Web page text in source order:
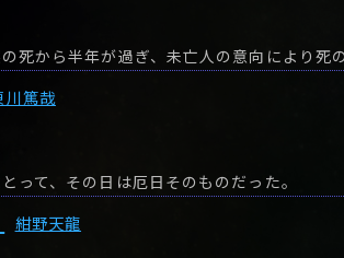
川篤哉
って、その日は厄日そのものだった。
紺野天龍